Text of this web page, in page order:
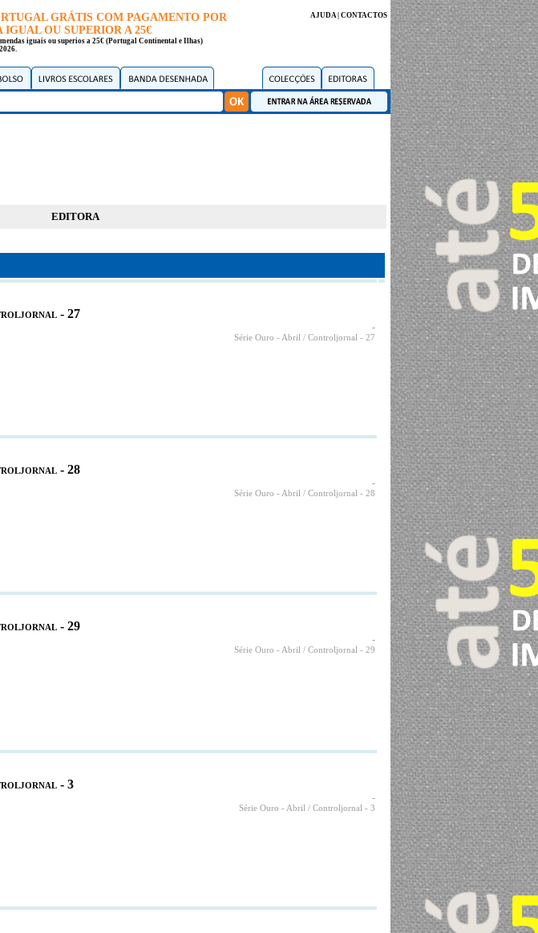
GRÁTIS COM PAGAMENTO POR
OU SUPERIOR A 25€
iguais ou superios a 25€ (Portugal Continental e Ilhas)
AJUDA| CONTACTOS
EDITORA
- 27
-
Série Ouro - Abril / Controljornal - 27
- 28
-
Série Ouro - Abril / Controljornal - 28
- 29
-
Série Ouro - Abril / Controljornal - 29
- 3
-
Série Ouro - Abril / Controljornal - 3